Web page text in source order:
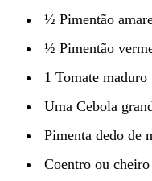
½ Pimentão
½ Pimentão
1 Tomate maduro
Uma Cebola
Pimenta dedo de
Coentro ou